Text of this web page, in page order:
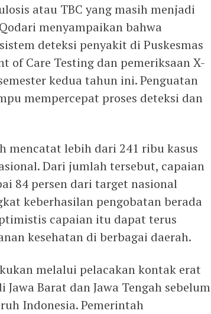
atau TBC yang masih menjadi
menyampaikan bahwa
deteksi penyakit di Puskesmas
of Care Testing dan pemeriksaan X-
kedua tahun ini. Penguatan
mempercepat proses deteksi dan
mencatat lebih dari 241 ribu kasus
Dari jumlah tersebut, capaian
84 persen dari target nasional
keberhasilan pengobatan berada
capaian itu dapat terus
kesehatan di berbagai daerah.
melalui pelacakan kontak erat
Barat dan Jawa Tengah sebelum
Indonesia. Pemerintah